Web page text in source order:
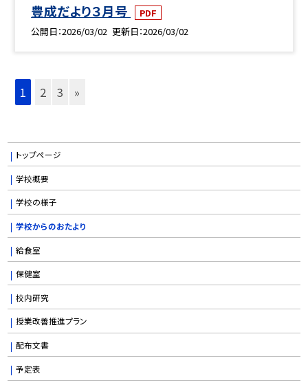
豊成だより３月号
PDF
公開日 2026/03/02 更新日 2026/03/02
1 2 3 »
トップページ
学校概要
学校の様子
学校からのおたより
給食室
保健室
校内研究
授業改善推進プラン
配布文書
予定表